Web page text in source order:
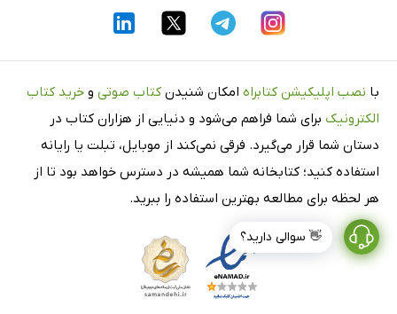
👋 سوالی دارید؟
با نصب اپلیکیشن کتابراه امکان شنیدن کتاب صوتی و خرید کتاب
الکترونیک برای شما فراهم می‌شود و دنیایی از هزاران کتاب در
دستان شما قرار می‌گیرد. فرقی نمی‌کند از موبایل، تبلت یا رایانه
استفاده کنید؛ کتابخانه شما همیشه در دسترس خواهد بود تا از
هر لحظه برای مطالعه بهترین استفاده را ببرید.